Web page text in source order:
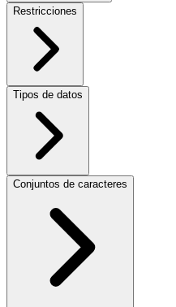
Restricciones
Tipos de datos
Conjuntos de caracteres